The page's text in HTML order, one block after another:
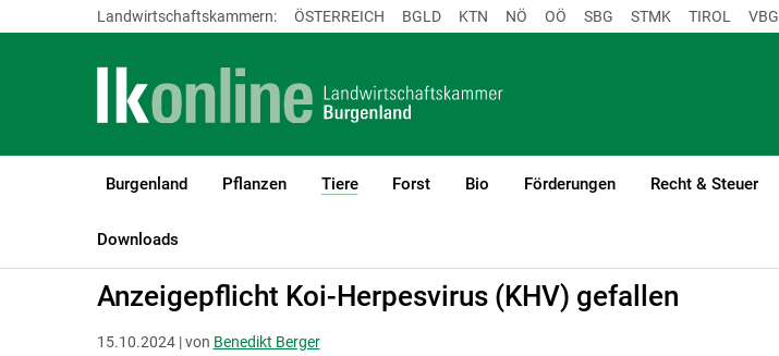
Landwirtschaftskammern: ÖSTERREICH BGLD KTN NÖ OÖ SBG STMK TIROL VBG
Burgenland Pflanzen Tiere
(current)1
Forst Bio Förderungen Recht & Steuer
Downloads
LK Burgenland
Anzeigepflicht Koi-Herpesvirus (KHV) gefallen
15.10.2024 | von Benedikt Berger